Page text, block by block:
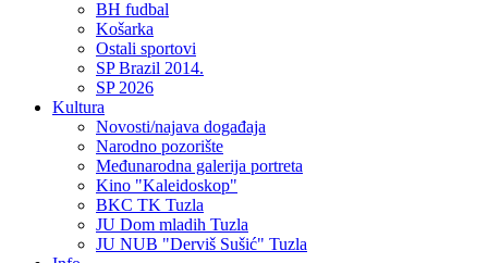
BH fudbal
Košarka
Ostali sportovi
SP Brazil 2014.
SP 2026
Kultura
Novosti/najava događaja
Narodno pozorište
Međunarodna galerija portreta
Kino "Kaleidoskop"
BKC TK Tuzla
JU Dom mladih Tuzla
JU NUB "Derviš Sušić" Tuzla